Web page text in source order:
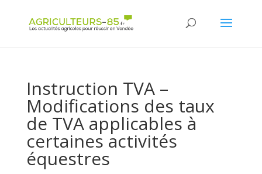
Instruction TVA –
Modifications des taux
de TVA applicables à
certaines activités
équestres